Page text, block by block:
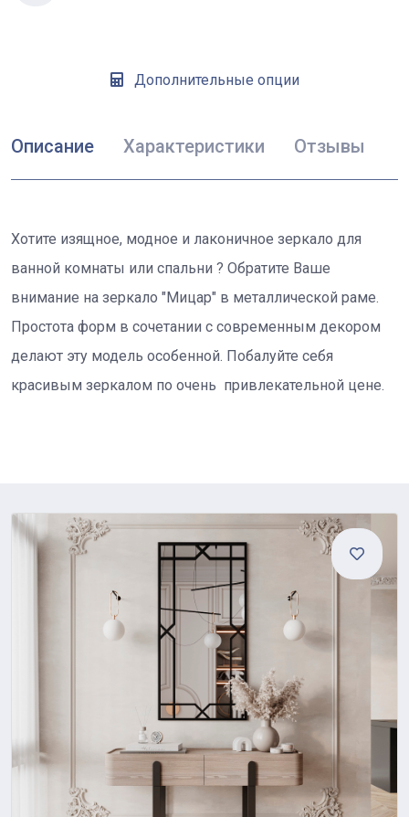
Дополнительные опции
Описание Характеристики Отзывы
Хотите изящное, модное и лаконичное зеркало для
ванной комнаты или спальни ? Обратите Ваше
внимание на зеркало "Мицар" в металлической раме.
Простота форм в сочетании с современным декором
делают эту модель особенной. Побалуйте себя
красивым зеркалом по очень привлекательной цене.